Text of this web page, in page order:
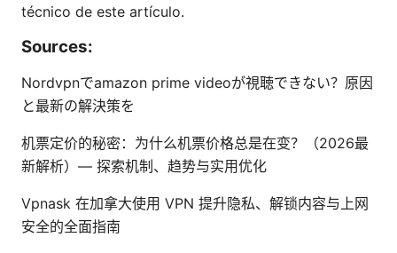
técnico de este artículo.
Sources:
Nordvpnでamazon prime videoが視聴できない？原因
と最新の解決策を
机票定价的秘密：为什么机票价格总是在变？（2026最
新解析）— 探索机制、趋势与实用优化
Vpnask 在加拿大使用 VPN 提升隐私、解锁内容与上网
安全的全面指南